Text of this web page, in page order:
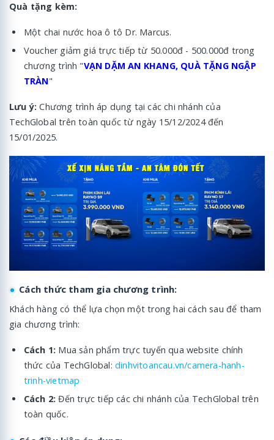
Quà tặng kèm:
Một chai nước hoa ô tô Dr. Marcus.
Voucher giảm giá trực tiếp từ 50.000đ - 500.000đ trong
chương trình "VẠN DẶM AN KHANG, QUÀ TẶNG NGẬP
TRÀN"
Lưu ý: Chương trình áp dụng tại các chi nhánh của
TechGlobal trên toàn quốc từ ngày 15/12/2024 đến
15/01/2025.
Cách thức tham gia chương trình:
Khách hàng có thể lựa chọn một trong hai cách sau để tham
gia chương trình:
Cách 1: Mua sản phẩm trực tuyến qua website chính
thức của TechGlobal:dinhvitoancau.vn/camera-hanh-
trinh-vietmap
Cách 2: Đến trực tiếp các chi nhánh của TechGlobal trên
toàn quốc.